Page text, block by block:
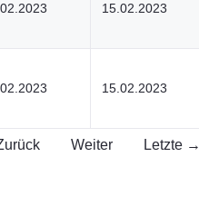
15.02.2023
15.02.2023
Weiter Letzte →